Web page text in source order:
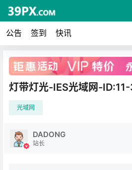
公告 签到 快讯
广告
灯带灯光-IES光域网-
光域网
DADONG
站长